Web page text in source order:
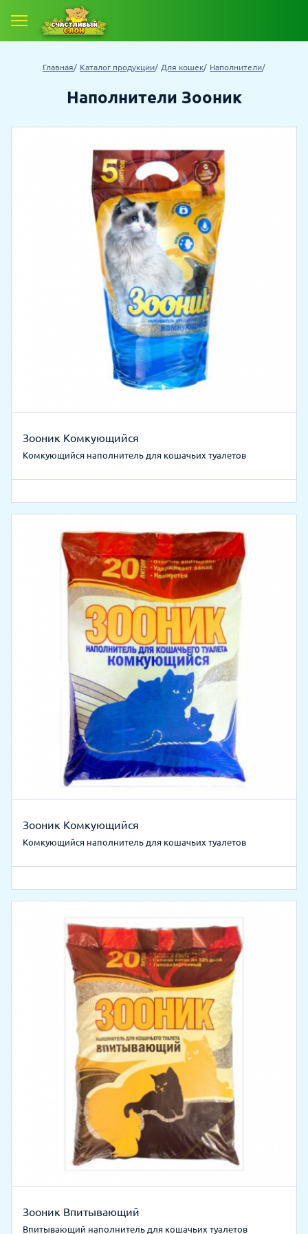
Главная Каталог продукции Для кошек Наполнители
Наполнители Зооник
Зооник Комкующийся
Комкующийся наполнитель для кошачьих туалетов
Зооник Комкующийся
Комкующийся наполнитель для кошачьих туалетов
Зооник Впитывающий
Впитывающий наполнитель для кошачьих туалетов